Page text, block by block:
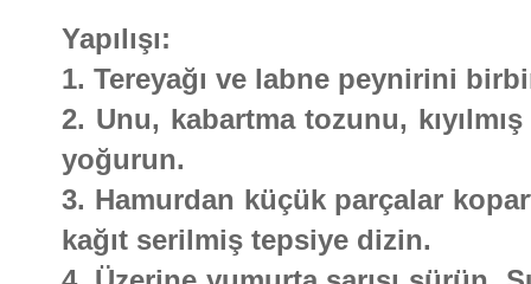
Yapılışı:
1. Tereyağı ve labne peynirini
2. Unu, kabartma tozunu,
yoğurun.
3. Hamurdan küçük parçalar
kağıt serilmiş tepsiye dizin.